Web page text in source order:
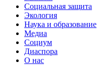
Социальная защита
Экология
Наука и образование
Медиа
Социум
Диаспора
О нас